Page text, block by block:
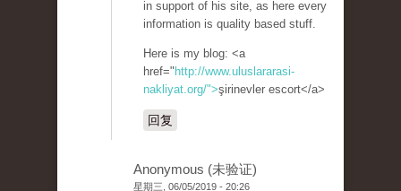
in support of his site, as here every
information is quality based stuff.
Here is my blog: <a
href=" http://www.uluslararasi-
nakliyat.org/">şirinevler escort</a>
回复
Anonymous (未验证)
星期三, 06/05/2019 - 20:26